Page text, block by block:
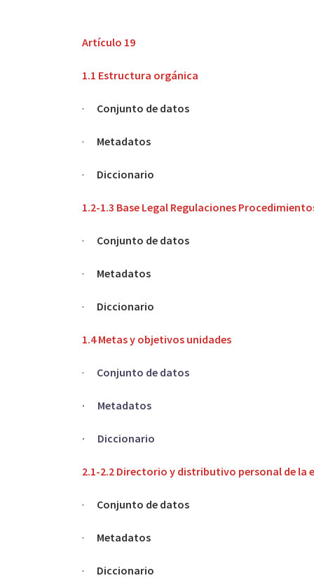
Artículo 19
1.1 Estructura orgánica
· Conjunto de datos
· Metadatos
· Diccionario
1.2-1.3 Base Legal Regulaciones
· Conjunto de datos
· Metadatos
· Diccionario
1.4 Metas y objetivos unidades
· Conjunto de datos
· Metadatos
· Diccionario
2.1-2.2 Directorio y distributivo personal de la
· Conjunto de datos
· Metadatos
· Diccionario